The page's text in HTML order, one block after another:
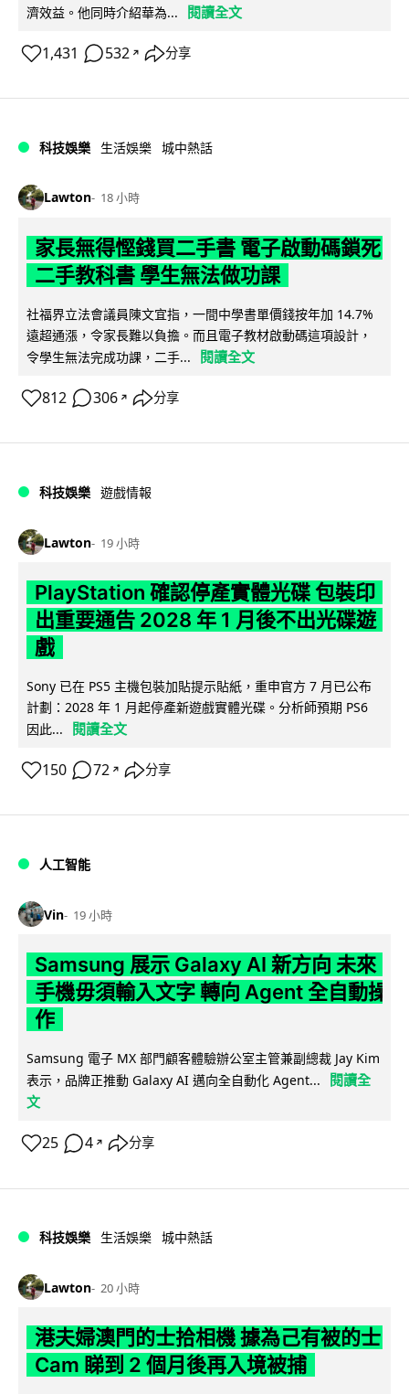
濟效益。他同時介紹華為... 閱讀全文
1,431 532 ↗ 分享
科技娛樂 生活娛樂 城中熱話
Lawton 18 小時
家長無得慳錢買二手書 電子啟動碼鎖死
二手教科書 學生無法做功課
社福界立法會議員陳文宜指，一間中學書單價錢按年加 14.7%
遠超通漲，令家長難以負擔。而且電子教材啟動碼這項設計，
令學生無法完成功課，二手...
閱讀全文
812 306 ↗ 分享
科技娛樂 遊戲情報
Lawton 19 小時
PlayStation 確認停產實體光碟 包裝印
出重要通告 2028 年 1 月後不出光碟遊
戲
Sony 已在 PS5 主機包裝加貼提示貼紙，重申官方 7 月已公布
計劃：2028 年 1 月起停產新遊戲實體光碟。分析師預期 PS6
因此...
閱讀全文
150 72 ↗ 分享
人工智能
Vin 19 小時
Samsung 展示 Galaxy AI 新方向 未來
手機毋須輸入文字 轉向 Agent 全自動操
作
Samsung 電子 MX 部門顧客體驗辦公室主管兼副總裁 Jay Kim
表示，品牌正推動 Galaxy AI 邁向全自動化 Agent...
閱讀全
文
25 4 ↗ 分享
科技娛樂 生活娛樂 城中熱話
Lawton 20 小時
港夫婦澳門的士拾相機 據為己有被的士
Cam 睇到 2 個月後再入境被捕